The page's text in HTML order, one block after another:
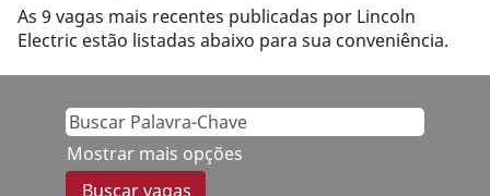
As 9 vagas mais recentes publicadas por Lincoln
Electric estão listadas abaixo para sua conveniência.
Mostrar mais opções